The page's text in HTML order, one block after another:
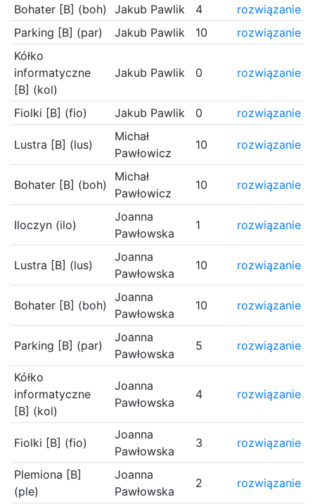
Bohater [B] (boh)
Jakub Pawlik 4
rozwiązanie
Parking [B] (par)
Jakub Pawlik 10
rozwiązanie
Kółko
informatyczne
[B] (kol)
Jakub Pawlik 0 rozwiązanie
Fiolki [B] (fio) Jakub Pawlik 0 rozwiązanie
Lustra [B] (lus)
Michał
Pawłowicz
10 rozwiązanie
Bohater [B] (boh)
Michał
Pawłowicz
10 rozwiązanie
Iloczyn (ilo)
Joanna
Pawłowska
1 rozwiązanie
Lustra [B] (lus)
Joanna
Pawłowska
10 rozwiązanie
Bohater [B] (boh)
Joanna
Pawłowska
10 rozwiązanie
Parking [B] (par)
Joanna
Pawłowska
5 rozwiązanie
Kółko
informatyczne
[B] (kol)
Joanna
Pawłowska
4 rozwiązanie
Fiolki [B] (fio)
Joanna
Pawłowska
3 rozwiązanie
Plemiona [B]
(ple)
Joanna
Pawłowska
2 rozwiązanie